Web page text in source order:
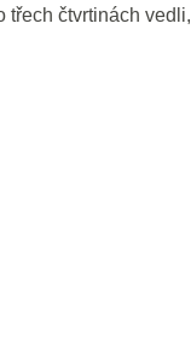
třech čtvrtinách vedli,